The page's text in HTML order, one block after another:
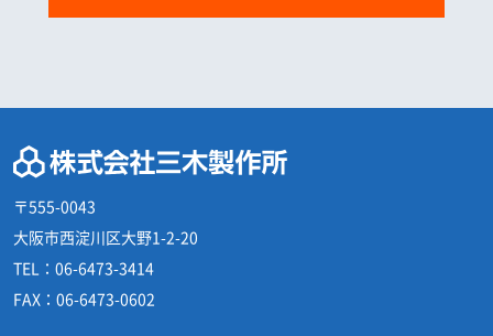
〒555-0043
大阪市西淀川区大野1-2-20
TEL： 06-6473-3414
FAX： 06-6473-0602